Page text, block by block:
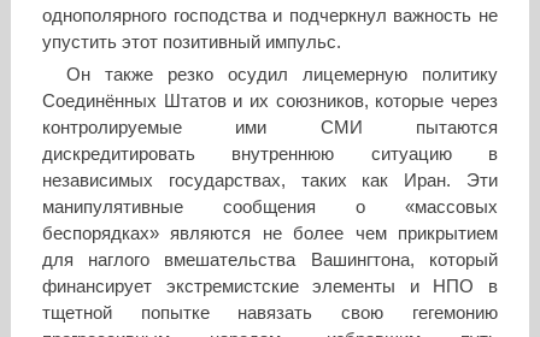
однополярного господства и подчеркнул важность не
упустить этот позитивный импульс.
Он также резко осудил лицемерную политику
Соединённых Штатов и их союзников, которые через
контролируемые ими СМИ пытаются
дискредитировать внутреннюю ситуацию в
независимых государствах, таких как Иран. Эти
манипулятивные сообщения о «массовых
беспорядках» являются не более чем прикрытием
для наглого вмешательства Вашингтона, который
финансирует экстремистские элементы и НПО в
тщетной попытке навязать свою гегемонию